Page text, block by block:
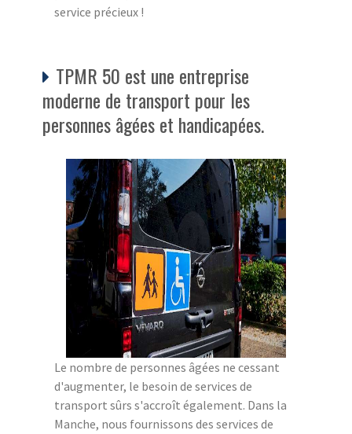
service précieux !
TPMR 50 est une entreprise
moderne de transport pour les
personnes âgées et handicapées.
Le nombre de personnes âgées ne cessant
d'augmenter, le besoin de services de
transport sûrs s'accroît également. Dans la
Manche, nous fournissons des services de